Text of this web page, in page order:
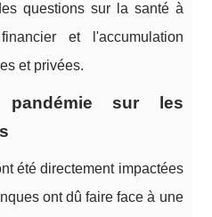
questions sur la santé à
et l'accumulation
et privées.
sur les
été directement impactées
ont dû faire face à une